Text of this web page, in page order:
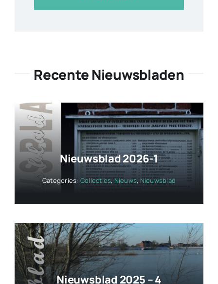
Recente Nieuwsbladen
Nieuwsblad 2026-1
Categories: Collecties, Nieuws, Nieuwsblad
Nieuwsblad 2025 – 4